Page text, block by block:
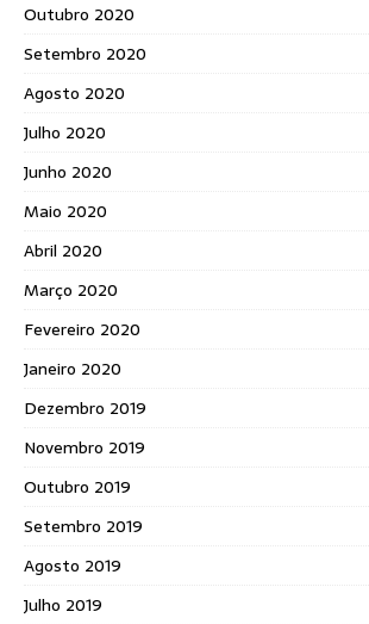
Outubro 2020
Setembro 2020
Agosto 2020
Julho 2020
Junho 2020
Maio 2020
Abril 2020
Março 2020
Fevereiro 2020
Janeiro 2020
Dezembro 2019
Novembro 2019
Outubro 2019
Setembro 2019
Agosto 2019
Julho 2019